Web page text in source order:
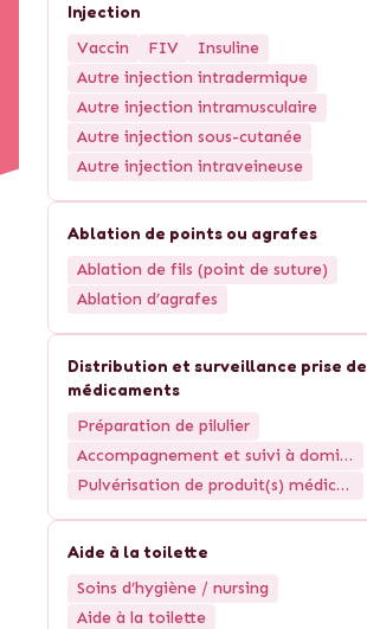
Injection
Vaccin
FIV
Insuline
Autre injection intradermique
Autre injection intramusculaire
Autre injection sous-cutanée
Autre injection intraveineuse
Ablation de points ou agrafes
Ablation de fils (point de suture)
Ablation d’agrafes
Distribution et surveillance prise de
médicaments
Préparation de pilulier
Accompagnement et suivi à domicile de la...
Pulvérisation de produit(s) médicamenteux
Aide à la toilette
Soins d’hygiène / nursing
Aide à la toilette